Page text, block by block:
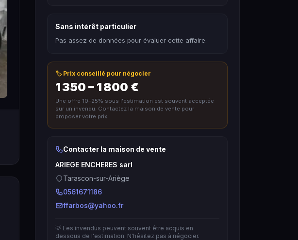
Sans intérêt particulier
Pas assez de données pour évaluer cette affaire.
🏷️ Prix conseillé pour négocier
1 350 – 1 800 €
Une offre 10–25% sous l'estimation est souvent acceptée
sur un invendu. Contactez la maison de vente pour
proposer votre prix.
Contacter la maison de vente
ARIEGE ENCHERES sarl
Tarascon-sur-Ariège
0561671186
ffarbos@yahoo.fr
💡 Les invendus peuvent souvent être acquis en
dessous de l'estimation. N'hésitez pas à négocier.